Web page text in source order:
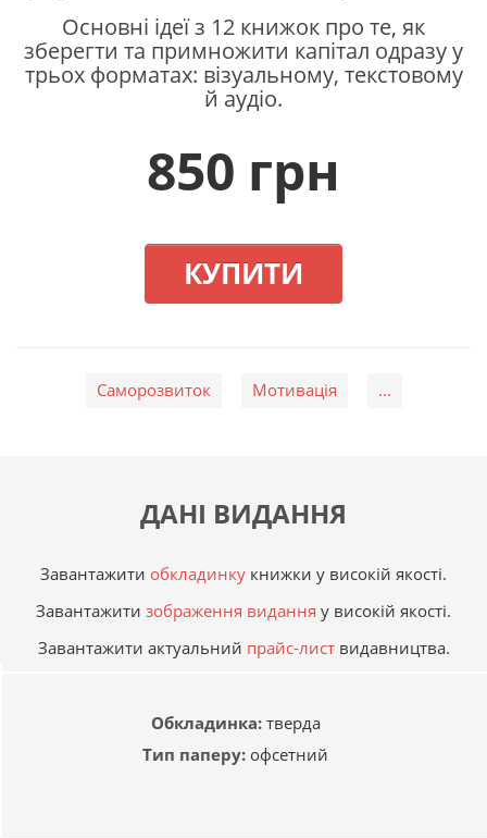
Основні ідеї з 12 книжок про те, як
зберегти та примножити капітал одразу у
трьох форматах: візуальному, текстовому
й аудіо.
850 грн
КУПИТИ
Саморозвиток Мотивація ...
ДАНІ ВИДАННЯ
Завантажити обкладинку книжки у високій якості.
Завантажити зображення видання у високій якості.
Завантажити актуальний прайс-листвидавництва.
Обкладинка:тверда
Тип паперу: офсетний